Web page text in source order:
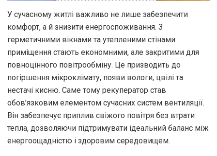
У сучасному житлі важливо не лише забезпечити
комфорт, а й знизити енергоспоживання. З
герметичними вікнами та утепленими стінами
приміщення стають економними, але закритими для
повноцінного повітрообміну. Це призводить до
погіршення мікроклімату, появи вологи, цвілі та
нестачі кисню. Саме тому рекуператор став
обов’язковим елементом сучасних систем вентиляції.
Він забезпечує приплив свіжого повітря без втрати
тепла, дозволяючи підтримувати ідеальний баланс між
енергоощадністю і здоровим середовищем.